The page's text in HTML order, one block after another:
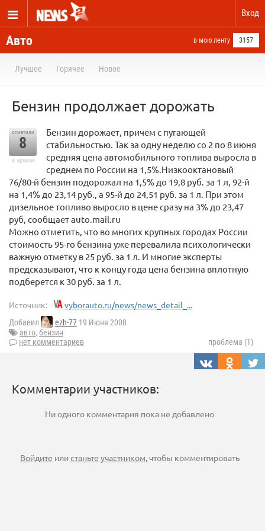
Вход
Авто в мою ленту 3157
Лучшее Горячее Новое
Бензин продолжает дорожать
отметили
8
в архиве
Бензин дорожает, причем с пугающей
стабильностью. Так за одну неделю со 2 по 8 июня
средняя цена автомобильного топлива выросла в
среднем по России на 1,5%.Низкооктановый
76/80-й бензин подорожал на 1,5% до 19,8 руб. за 1 л, 92-й
на 1,4% до 23,14 руб., а 95-й до 24,51 руб. за 1 л. При этом
дизельное топливо выросло в цене сразу на 3% до 23,47
руб, сообщает auto.mail.ru
Можно отметить, что во многих крупных городах России
стоимость 95-го бензина уже перевалила психологически
важную отметку в 25 руб. за 1 л. И многие эксперты
предсказывают, что к концу года цена бензина вплотную
подберется к 30 руб. за 1 л.
Источник: vyborauto.ru/news/news_detail_...
Добавил ezh-77 19 Июня 2008
авто, бензин
нет комментариев
проблема (1)
Комментарии участников:
Ни одного комментария пока не добавлено
Войдите илистаньте участником, чтобы комментировать